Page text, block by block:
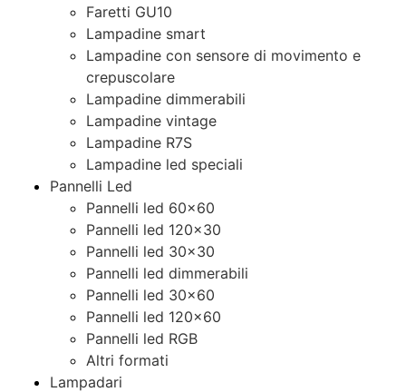
Faretti GU10
Lampadine smart
Lampadine con sensore di movimento e
crepuscolare
Lampadine dimmerabili
Lampadine vintage
Lampadine R7S
Lampadine led speciali
Pannelli Led
Pannelli led 60×60
Pannelli led 120×30
Pannelli led 30×30
Pannelli led dimmerabili
Pannelli led 30×60
Pannelli led 120×60
Pannelli led RGB
Altri formati
Lampadari